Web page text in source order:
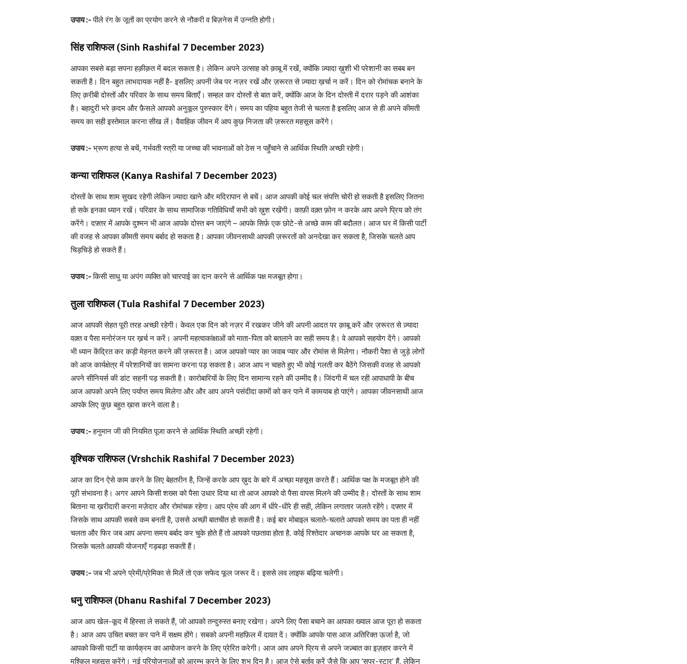
उपाय :-पीले रंग के जूतों का प्रयोग करने से नौकरी व बिज़नेस में उन्नति होगी।
सिंह राशिफल (Sinh Rashifal 7 December 2023)
आपका सबसे बड़ा सपना हक़ीक़त में बदल सकता है। लेकिन अपने उत्साह को क़ाबू में रखें, क्योंकि ज़्यादा ख़ुशी भी परेशानी का सबब बन
सकती है। दिन बहुत लाभदायक नहीं है- इसलिए अपनी जेब पर नज़र रखें और ज़रूरत से ज़्यादा ख़र्चा न करें। दिन को रोमांचक बनाने के
लिए क़रीबी दोस्तों और परिवार के साथ समय बिताएँ। सम्हल कर दोस्तों से बात करें, क्योंकि आज के दिन दोस्ती में दरार पड़ने की आशंका
है। बहादुरी भरे क़दम और फ़ैसले आपको अनुकूल पुरुस्कार देंगे। समय का पहिया बहुत तेजी से चलता है इसलिए आज से ही अपने कीमती
समय का सही इस्तेमाल करना सीख लें। वैवाहिक जीवन में आप कुछ निजता की ज़रूरत महसूस करेंगे।
उपाय :- भ्रूण हत्या से बचें, गर्भवती स्त्री या जच्चा की भावनाओं को ठेस न पहुँचाने से आर्थिक स्थिति अच्छी रहेगी।
कन्‍या राशिफल (Kanya Rashifal 7 December 2023)
दोस्तों के साथ शाम सुखद रहेगी लेकिन ज़्यादा खाने और मदिरापान से बचें। आज आपकी कोई चल संपत्ति चोरी हो सकती है इसलिए जितना
हो सके इनका ध्यान रखें। परिवार के साथ सामाजिक गतिविधियाँ सभी को ख़ुश रखेंगी। काफ़ी वक़्त फ़ोन न करके आप अपने प्रिय को तंग
करेंगे। दफ़्तर में आपके दुश्मन भी आज आपके दोस्त बन जाएंगे – आपके सिर्फ़ एक छोटे-से अच्छे काम की बदौलत। आज घर में किसी पार्टी
की वजह से आपका कीमती समय बर्बाद हो सकता है। आपका जीवनसाथी आपकी ज़रूरतों को अनदेखा कर सकता है, जिसके चलते आप
चिड़चिड़े हो सकते हैं।
उपाय :-किसी साधु या अपंग व्यक्ति को चारपाई का दान करने से आर्थिक पक्ष मजबूत होगा।
तुला राशिफल (Tula Rashifal 7 December 2023)
आज आपकी सेहत पूरी तरह अच्छी रहेगी। केवल एक दिन को नज़र में रखकर जीने की अपनी आदत पर क़ाबू करें और ज़रूरत से ज़्यादा
वक़्त व पैसा मनोरंजन पर ख़र्च न करें। अपनी महत्वाकांक्षाओं को माता-पिता को बतलाने का सही समय है। वे आपको सहयोग देंगे। आपको
भी ध्यान केंद्रित कर कड़ी मेहनत करने की ज़रूरत है। आज आपको प्यार का जवाब प्यार और रोमांस से मिलेगा। नौकरी पेेशा से जुड़े लोगों
को आज कार्यक्षेत्र में परेशानियों का सामना करना पड़ सकता है। आज आप न चाहते हुए भी कोई गलती कर बैठेंगे जिसकी वजह से आपको
अपने सीनियर्स की डांट सहनी पड़ सकती है। कारोबारियों के लिए दिन सामान्य रहने की उम्मीद है। जिंदगी में चल रही आपाधापी के बीच
आज आपको अपने लिए पर्याप्त समय मिलेगा और और आप अपने पसंदीदा कामों को कर पाने में कामयाब हो पाएंगे। आपका जीवनसाथी आज
आपके लिए कुछ बहुत ख़ास करने वाला है।
उपाय :-हनुमान जी की नियमित पूजा करने से आर्थिक स्थिति अच्छी रहेगी।
वृश्चिक राशिफल (Vrshchik Rashifal 7 December 2023)
आज का दिन ऐसे काम करने के लिए बेहतरीन है, जिन्हें करके आप ख़ुद के बारे में अच्छा महसूस करते हैं। आर्थिक पक्ष के मजबूत होने की
पूरी संभावना है। अगर आपने किसी शख्स को पैसा उधार दिया था तो आज आपको वो पैसा वापस मिलने की उम्मीद है। दोस्तों के साथ शाम
बिताना या ख़रीदारी करना मज़ेदार और रोमांचक रहेगा। आप प्रेम की आग में धीरे-धीरे ही सही, लेकिन लगातार जलते रहेंगे। दफ़्तर में
जिसके साथ आपकी सबसे कम बनती है, उससे अच्छी बातचीत हो सकती है। कई बार मोबाइल चलाते-चलाते आपको समय का पता ही नहीं
चलता और फिर जब आप अपना समय बर्बाद कर चुके होते हैं तो आपको पछतावा होता है. कोई रिश्तेदार अचानक आपके घर आ सकता है,
जिसके चलते आपकी योजनाएँ गड़बड़ा सकती हैं।
उपाय :-जब भी अपने प्रेमी/प्रेमिका से मिलें तो एक सफेद फूल जरूर दें। इससे लव लाइफ बढ़िया चलेगी।
धनु राशिफल (Dhanu Rashifal 7 December 2023)
आज आप खेल-कूद में हिस्सा ले सकते हैं, जो आपको तन्दुरुस्त बनाए रखेगा। अपनेे लिए पैसा बचाने का आपका ख्याल आज पूरा हो सकता
है। आज आप उचित बचत कर पाने में सक्षम होंगे। सबको अपनी महफ़िल में दावत दें। क्योंकि आपके पास आज अतिरिक्त ऊर्जा है, जो
आपको किसी पार्टी या कार्यक्रम का आयोजन करने के लिए प्रेरित करेगी। आज आप अपने प्रिय से अपने जज़्बात का इज़हार करने में
मुश्किल महसूस करेंगे। नई परियोजनाओं को आरम्भ करने के लिए शुभ दिन है। आज ऐसे बर्ताव करें जैसे कि आप ‘सुपर-स्टार’ हैं, लेकिन